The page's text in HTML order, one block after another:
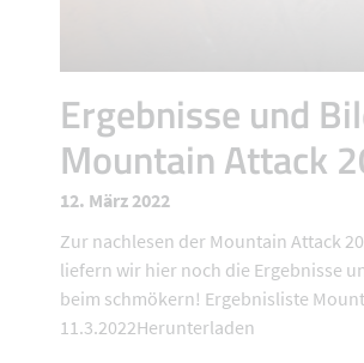
Ergebnisse und
Mountain Attack
12. März 2022
Zur nachlesen der Mountain Attack
liefern wir hier noch die Ergebnisse
beim schmökern! Ergebnisliste
11.3.2022Herunterladen